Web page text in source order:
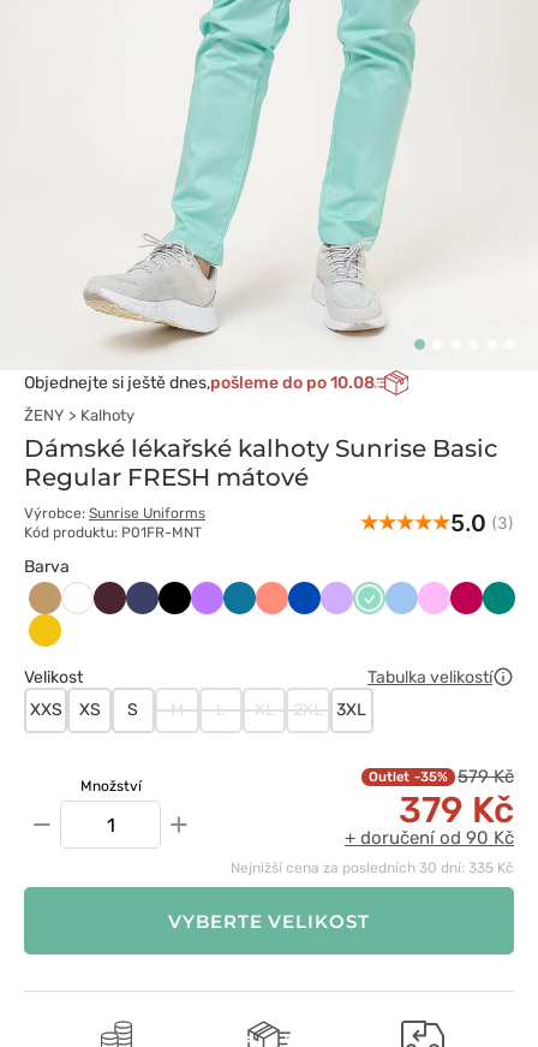
Objednejte si ještě dnes,pošleme do po 10.08
ŽENY Kalhoty
Dámské lékařské kalhoty Sunrise Basic
Regular FRESH mátové
Výrobce: Sunrise Uniforms
Kód produktu: P01FR-MNT
5.0 (3)
Barva
Beżowy
Biały Burgundowy
CiemnyCzarnyFioletowyKaraibskiKoralowyKrólewski
Lawendowy
MiętowyNiebieskiRóżowyŚliwkowy
Żółty
Velikost
Tabulka velikostí
XXS
XS S M L XL 2XL 3XL
Množství
− +
-35% 579 Kč
379 Kč
+ doručení od 90 Kč
Nejnižší cena za posledních 30 dní: 335 Kč
VYBERTE VELIKOST